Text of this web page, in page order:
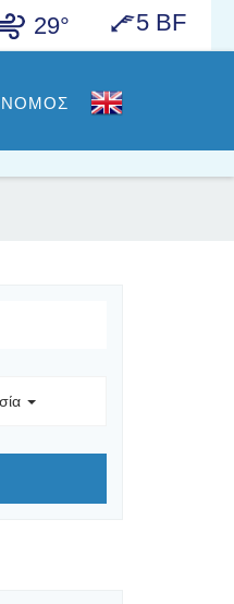
29° 5 BF
ΝΟΜΟΣ